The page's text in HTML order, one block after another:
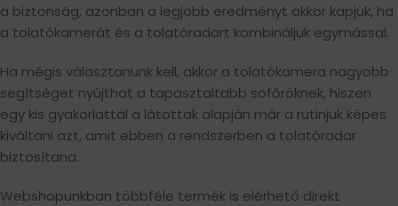
a biztonság, azonban a legjobb eredményt akkor kapjuk, ha
a tolatókamerát és a tolatóradart kombináljuk egymással.
Ha mégis választanunk kell, akkor a tolatókamera nagyobb
segítséget nyújthat a tapasztaltabb sofőröknek, hiszen
egy kis gyakorlattal a látottak alapján már a rutinjuk képes
kiváltani azt, amit ebben a rendszerben a tolatóradar
biztosítana.
Webshopunkban többféle termék is elérhető direkt